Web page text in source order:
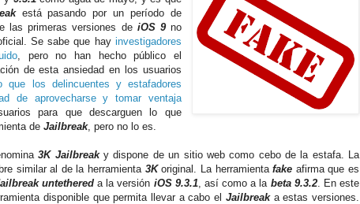
está pasando por un período de
las primeras versiones de iOS 9no
Se sabe que hay investigadores
, pero no han hecho público el
de esta ansiedad en los usuarios
que los delincuentes y estafadores
de aprovecharse y tomar ventaja
para que descarguen lo que
de Jailbreak, pero no lo es.
3K Jailbreaky dispone de un sitio web como cebo de la estafa. La
similar al de la herramienta 3Koriginal. La herramientafake afirma que es
untethered a la versión iOS 9.3.1, así como a la beta 9.3.2. En este
disponible que permita llevar a cabo el Jailbreak a estas versiones.